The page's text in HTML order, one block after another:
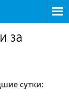
за
сутки: